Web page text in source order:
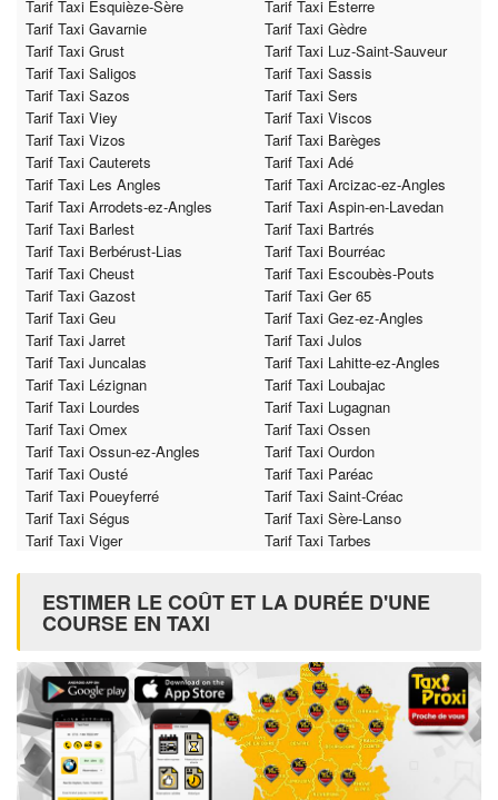
Tarif Taxi Esquièze-Sère
Tarif Taxi Esterre
Tarif Taxi Gavarnie
Tarif Taxi Gèdre
Tarif Taxi Grust
Tarif Taxi Luz-Saint-Sauveur
Tarif Taxi Saligos
Tarif Taxi Sassis
Tarif Taxi Sazos
Tarif Taxi Sers
Tarif Taxi Viey
Tarif Taxi Viscos
Tarif Taxi Vizos
Tarif Taxi Barèges
Tarif Taxi Cauterets
Tarif Taxi Adé
Tarif Taxi Les Angles
Tarif Taxi Arcizac-ez-Angles
Tarif Taxi Arrodets-ez-Angles
Tarif Taxi Aspin-en-Lavedan
Tarif Taxi Barlest
Tarif Taxi Bartrés
Tarif Taxi Berbérust-Lias
Tarif Taxi Bourréac
Tarif Taxi Cheust
Tarif Taxi Escoubès-Pouts
Tarif Taxi Gazost
Tarif Taxi Ger 65
Tarif Taxi Geu
Tarif Taxi Gez-ez-Angles
Tarif Taxi Jarret
Tarif Taxi Julos
Tarif Taxi Juncalas
Tarif Taxi Lahitte-ez-Angles
Tarif Taxi Lézignan
Tarif Taxi Loubajac
Tarif Taxi Lourdes
Tarif Taxi Lugagnan
Tarif Taxi Omex
Tarif Taxi Ossen
Tarif Taxi Ossun-ez-Angles
Tarif Taxi Ourdon
Tarif Taxi Ousté
Tarif Taxi Paréac
Tarif Taxi Poueyferré
Tarif Taxi Saint-Créac
Tarif Taxi Ségus
Tarif Taxi Sère-Lanso
Tarif Taxi Viger
Tarif Taxi Tarbes
ESTIMER LE COÛT ET LA DURÉE D'UNE
COURSE EN TAXI